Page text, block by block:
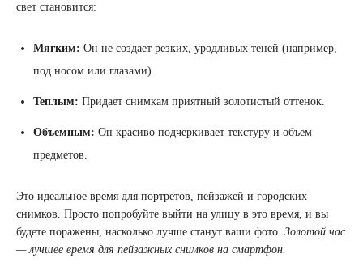
свет становится:
Мягким: Он не создает резких, уродливых теней (например,
под носом или глазами).
Теплым: Придает снимкам приятный золотистый оттенок.
Объемным: Он красиво подчеркивает текстуру и объем
предметов.
Это идеальное время для портретов, пейзажей и городских
снимков. Просто попробуйте выйти на улицу в это время, и вы
будете поражены, насколько лучше станут ваши фото. Золотой час
— лучшее время для пейзажных снимков на смартфон.